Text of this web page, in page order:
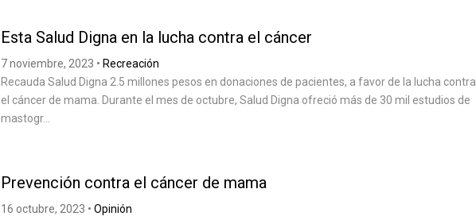
Esta Salud Digna en la lucha contra el cáncer
7 noviembre, 2023 • Recreación
Recauda Salud Digna 2.5 millones pesos en donaciones de pacientes, a favor de la lucha contra
el cáncer de mama. Durante el mes de octubre, Salud Digna ofreció más de 30 mil estudios de
mastogr...
Prevención contra el cáncer de mama
16 octubre, 2023 • Opinión